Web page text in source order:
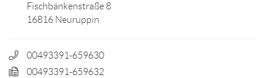
Fischbänkenstraße 8
16816 Neuruppin
00493391-659630
00493391-659632